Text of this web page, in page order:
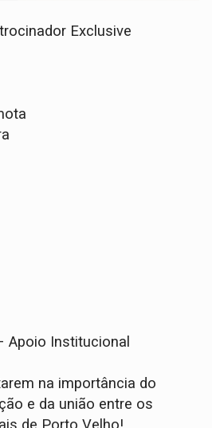
Exclusive
Apoio Institucional
na importância do
e da união entre os